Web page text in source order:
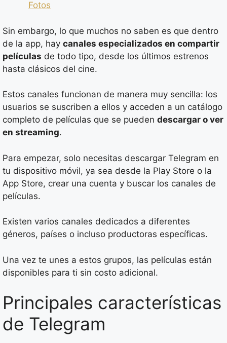
Fotos
Sin embargo, lo que muchos no saben es que dentro
de la app, hay canales especializados en compartir
películas de todo tipo, desde los últimos estrenos
hasta clásicos del cine.
Estos canales funcionan de manera muy sencilla: los
usuarios se suscriben a ellos y acceden a un catálogo
completo de películas que se pueden descargar o ver
en streaming.
Para empezar, solo necesitas descargar Telegram en
tu dispositivo móvil, ya sea desde la Play Store o la
App Store, crear una cuenta y buscar los canales de
películas.
Existen varios canales dedicados a diferentes
géneros, países o incluso productoras específicas.
Una vez te unes a estos grupos, las películas están
disponibles para ti sin costo adicional.
Principales características
de Telegram